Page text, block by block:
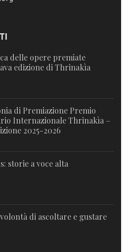
delle opere premiate
edizione di Thrinakìa
di Premiazione Premio
Internazionale Thrinakìa –
2025-2026
storie a voce alta
di ascoltare e gustare